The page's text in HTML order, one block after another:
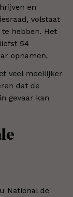
en
volstaat
hebben. Het
54
opnamen.
veel moeilijker
dat de
gevaar kan
National de